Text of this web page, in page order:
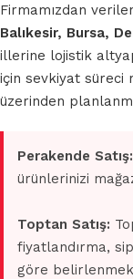
Firmamızdan
Balıkesir, Bursa,
illerine lojistik
için sevkiyat süreci
üzerinden
Perakende Satış:
ürünlerinizi
Toptan Satış:
fiyatlandırma,
göre